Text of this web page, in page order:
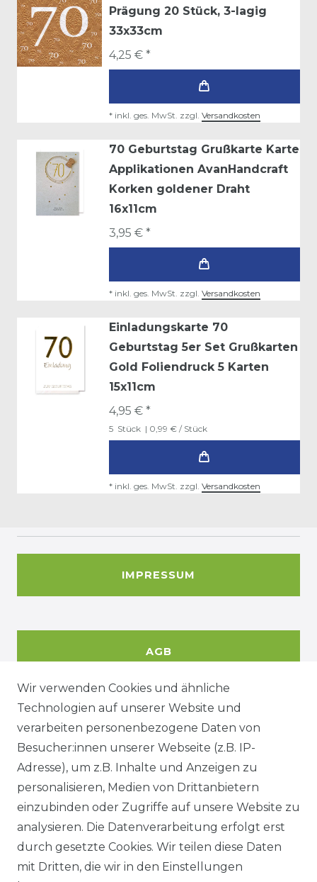
Prägung 20 Stück, 3-lagig
33x33cm
4,25 € *
* inkl. ges. MwSt. zzgl. Versandkosten
70 Geburtstag Grußkarte Karte
Applikationen AvanHandcraft
Korken goldener Draht
16x11cm
3,95 € *
* inkl. ges. MwSt. zzgl. Versandkosten
Einladungskarte 70
Geburtstag 5er Set Grußkarten
Gold Foliendruck 5 Karten
15x11cm
4,95 € *
5 Stück | 0,99 € / Stück
* inkl. ges. MwSt. zzgl. Versandkosten
IMPRESSUM
AGB
DATENSCHUTZERKÄRUNG
WIDERRUFSRECHT
KONTAKT
Wir verwenden Cookies und ähnliche
Technologien auf unserer Website und
verarbeiten personenbezogene Daten von
Besucher:innen unserer Webseite (z.B. IP-
Adresse), um z.B. Inhalte und Anzeigen zu
personalisieren, Medien von Drittanbietern
einzubinden oder Zugriffe auf unsere Website zu
analysieren. Die Datenverarbeitung erfolgt erst
durch gesetzte Cookies. Wir teilen diese Daten
mit Dritten, die wir in den Einstellungen